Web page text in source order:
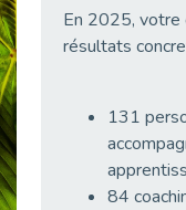
Mobilisation pour
Publié le 23/04/2026
Publié le 22/04/2026
En 2025, votre
résultats
131
84